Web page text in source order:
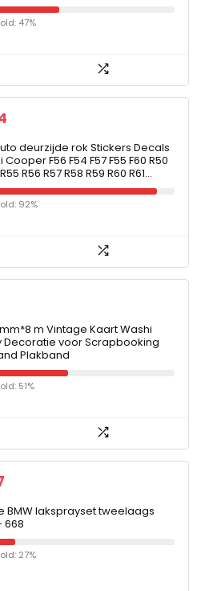
47%
deurzijde rok Stickers Decals
F56 F54 F57 F55 F60 R50
R56 R57 R58 R59 R60 R61…
92%
m Vintage Kaart Washi
Decoratie voor Scrapbooking
Plakband
51%
BMW laksprayset tweelaags
668
27%